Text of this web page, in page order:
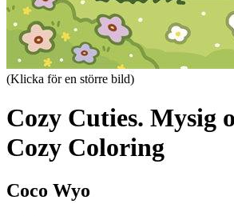
(Klicka för en större bild)
Cozy Cuties. Mysig
Cozy Coloring
Coco Wyo